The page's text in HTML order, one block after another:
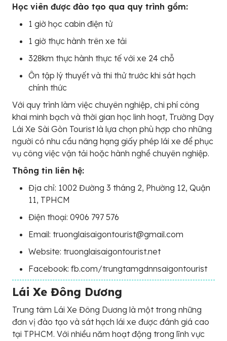
Học viên được đào tạo qua quy trình gồm:
1 giờ học cabin điện tử
1 giờ thực hành trên xe tải
328km thực hành thực tế với xe 24 chỗ
Ôn tập lý thuyết và thi thử trước khi sát hạch
chính thức
Với quy trình làm việc chuyên nghiệp, chi phí công
khai minh bạch và thời gian học linh hoạt, Trường Dạy
Lái Xe Sài Gòn Tourist là lựa chọn phù hợp cho những
người có nhu cầu nâng hạng giấy phép lái xe để phục
vụ công việc vận tải hoặc hành nghề chuyên nghiệp.
Thông tin liên hệ:
Địa chỉ: 1002 Đường 3 tháng 2, Phường 12, Quận
11, TPHCM
Điện thoại: 0906 797 576
Email: truonglaisaigontourist@gmail.com
Website: truonglaisaigontourist.net
Facebook: fb.com/trungtamgdnnsaigontourist
Lái Xe Đông Dương
Trung tâm Lái Xe Đông Dương là một trong những
đơn vị đào tạo và sát hạch lái xe được đánh giá cao
tại TPHCM. Với nhiều năm hoạt động trong lĩnh vực